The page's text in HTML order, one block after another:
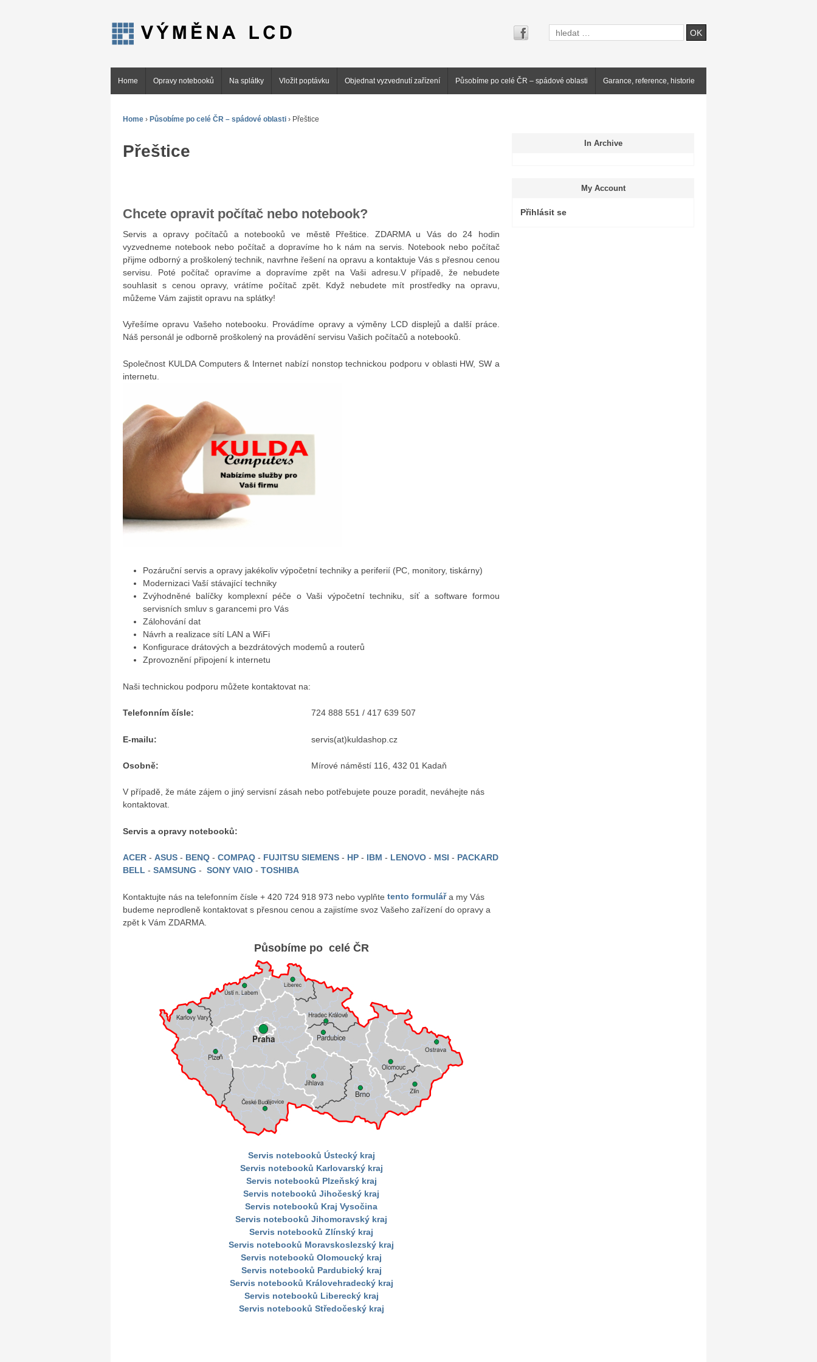
Home Opravy notebooků Na splátky Vložit poptávku Objednat vyzvednutí zařízení Působíme po celé ČR – spádové oblasti Garance, reference, historie
Home › Působíme po celé ČR – spádové oblasti › Přeštice
Přeštice
Chcete opravit počítač nebo notebook?
Servis a opravy počítačů a notebooků ve městě Přeštice. ZDARMA u Vás do 24 hodin
vyzvedneme notebook nebo počítač a dopravíme ho k nám na servis. Notebook nebo počítač
přijme odborný a proškolený technik, navrhne řešení na opravu a kontaktuje Vás s přesnou cenou
servisu. Poté počítač opravíme a dopravíme zpět na Vaši adresu.V případě, že nebudete
souhlasit s cenou opravy, vrátíme počítač zpět. Když nebudete mít prostředky na opravu,
můžeme Vám zajistit opravu na splátky!
Vyřešíme opravu Vašeho notebooku. Provádíme opravy a výměny LCD displejů a další práce.
Náš personál je odborně proškolený na provádění servisu Vašich počítačů a notebooků.
Společnost KULDA Computers & Internet nabízí nonstop technickou podporu v oblasti HW, SW a
internetu.
Pozáruční servis a opravy jakékoliv výpočetní techniky a periferií (PC, monitory, tiskárny)
Modernizaci Vaší stávající techniky
Zvýhodněné balíčky komplexní péče o Vaši výpočetní techniku, síť a software formou
servisních smluv s garancemi pro Vás
Zálohování dat
Návrh a realizace sítí LAN a WiFi
Konfigurace drátových a bezdrátových modemů a routerů
Zprovoznění připojení k internetu
Naši technickou podporu můžete kontaktovat na:
Telefonním čísle:
E-mailu:
Osobně:
724 888 551 / 417 639 507
servis(at)kuldashop.cz
Mírové náměstí 116, 432 01 Kadaň
V případě, že máte zájem o jiný servisní zásah nebo potřebujete pouze poradit, neváhejte nás
kontaktovat.
Servis a opravy notebooků:
ACER - ASUS - BENQ - COMPAQ - FUJITSU SIEMENS - HP - IBM - LENOVO - MSI - PACKARD
BELL - SAMSUNG - SONY VAIO - TOSHIBA
Kontaktujte nás na telefonním čísle + 420 724 918 973 nebo vyplňte tento formulářa my Vás
budeme neprodleně kontaktovat s přesnou cenou a zajistíme svoz Vašeho zařízení do opravy a
zpět k Vám ZDARMA.
Působíme po celé ČR
Servis notebooků Ústecký kraj
Servis notebooků Karlovarský kraj
Servis notebooků Plzeňský kraj
Servis notebooků Jihočeský kraj
Servis notebooků Kraj Vysočina
Servis notebooků Jihomoravský kraj
Servis notebooků Zlínský kraj
Servis notebooků Moravskoslezský kraj
Servis notebooků Olomoucký kraj
Servis notebooků Pardubický kraj
Servis notebooků Královehradecký kraj
Servis notebooků Liberecký kraj
Servis notebooků Středočeský kraj
In Archive
My Account
Přihlásit se